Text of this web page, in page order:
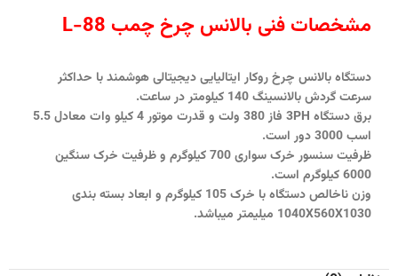
مشخصات فنی بالانس چرخ چمب L-88
دستگاه بالانس چرخ روکار ایتالیایی دیجیتالی هوشمند با حداکثر
سرعت گردش بالانسینگ 140 کیلومتر در ساعت.
برق دستگاه 3PH فاز 380 ولت و قدرت موتور 4 کیلو وات معادل 5.5
اسب 3000 دور است.
ظرفیت سنسور خرک سواری 700 کیلوگرم و ظرفیت خرک سنگین
6000 کیلوگرم است.
وزن ناخالص دستگاه با خرک 105 کیلوگرم و ابعاد بسته بندی
1040X560X1030 میلیمتر میباشد.